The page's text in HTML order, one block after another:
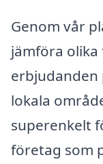
Genom vår
jämföra
erbjudanden
lokala
superenkelt
företag som